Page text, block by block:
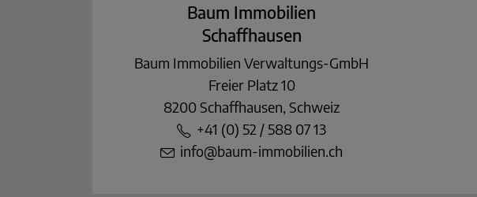
Baum Immobilien
Schaffhausen
Baum Immobilien Verwaltungs-GmbH
Freier Platz 10
8200 Schaffhausen, Schweiz
+41 (0) 52 / 588 07 13
info@baum-immobilien.ch